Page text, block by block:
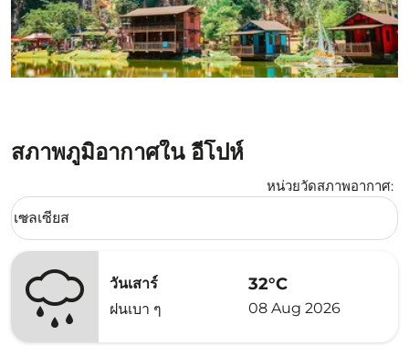
สภาพภูมิอากาศใน อีโปห์
หน่วยวัดสภาพอากาศ:
Weather unit option เซลเซียส Selected
เซลเซียส
keyboard_arrow_down
วันเสาร์
ฝนเบา ๆ
32°C
08 Aug 2026